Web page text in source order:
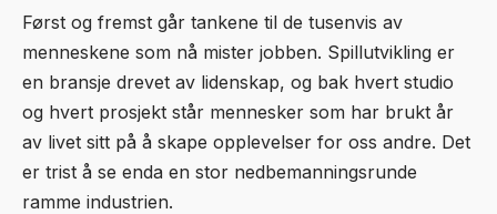
Først og fremst går tankene til de tusenvis av
menneskene som nå mister jobben. Spillutvikling er
en bransje drevet av lidenskap, og bak hvert studio
og hvert prosjekt står mennesker som har brukt år
av livet sitt på å skape opplevelser for oss andre. Det
er trist å se enda en stor nedbemanningsrunde
ramme industrien.